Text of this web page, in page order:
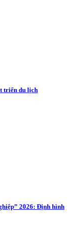
triển du lịch
2026: Định hình